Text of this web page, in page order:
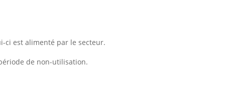
est alimenté par le secteur.
de non-utilisation.